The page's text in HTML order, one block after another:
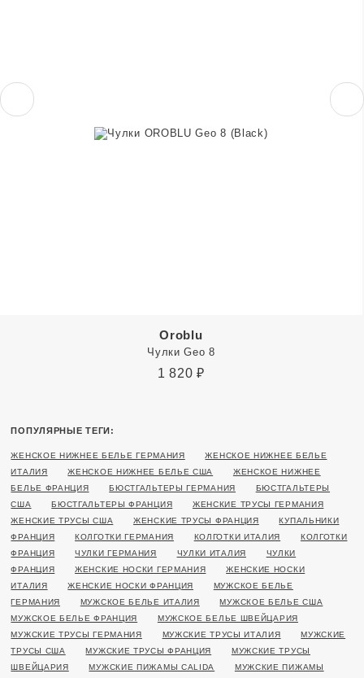
Oroblu
Чулки Geo 8
1 820 ₽
ПОПУЛЯРНЫЕ ТЕГИ:
ЖЕНСКОЕ НИЖНЕЕ БЕЛЬЕ ГЕРМАНИЯ
ЖЕНСКОЕ НИЖНЕЕ БЕЛЬЕ
ИТАЛИЯ
ЖЕНСКОЕ НИЖНЕЕ БЕЛЬЕ США
ЖЕНСКОЕ НИЖНЕЕ
БЕЛЬЕ ФРАНЦИЯ
БЮСТГАЛЬТЕРЫ ГЕРМАНИЯ
БЮСТГАЛЬТЕРЫ
США
БЮСТГАЛЬТЕРЫ ФРАНЦИЯ
ЖЕНСКИЕ ТРУСЫ ГЕРМАНИЯ
ЖЕНСКИЕ ТРУСЫ США
ЖЕНСКИЕ ТРУСЫ ФРАНЦИЯ
КУПАЛЬНИКИ
ФРАНЦИЯ
КОЛГОТКИ ГЕРМАНИЯ КОЛГОТКИ ИТАЛИЯ
КОЛГОТКИ
ФРАНЦИЯ
ЧУЛКИ ГЕРМАНИЯ ЧУЛКИ ИТАЛИЯ
ЧУЛКИ
ФРАНЦИЯ
ЖЕНСКИЕ НОСКИ ГЕРМАНИЯ
ЖЕНСКИЕ НОСКИ
ИТАЛИЯ
ЖЕНСКИЕ НОСКИ ФРАНЦИЯ
МУЖСКОЕ БЕЛЬЕ
ГЕРМАНИЯ
МУЖСКОЕ БЕЛЬЕ ИТАЛИЯ
МУЖСКОЕ БЕЛЬЕ США
МУЖСКОЕ БЕЛЬЕ ФРАНЦИЯ
МУЖСКОЕ БЕЛЬЕ ШВЕЙЦАРИЯ
МУЖСКИЕ ТРУСЫ ГЕРМАНИЯ
МУЖСКИЕ ТРУСЫ ИТАЛИЯ
МУЖСКИЕ
ТРУСЫ США
МУЖСКИЕ ТРУСЫ ФРАНЦИЯ
МУЖСКИЕ ТРУСЫ
ШВЕЙЦАРИЯ
МУЖСКИЕ ПИЖАМЫ CALIDA
МУЖСКИЕ ПИЖАМЫ